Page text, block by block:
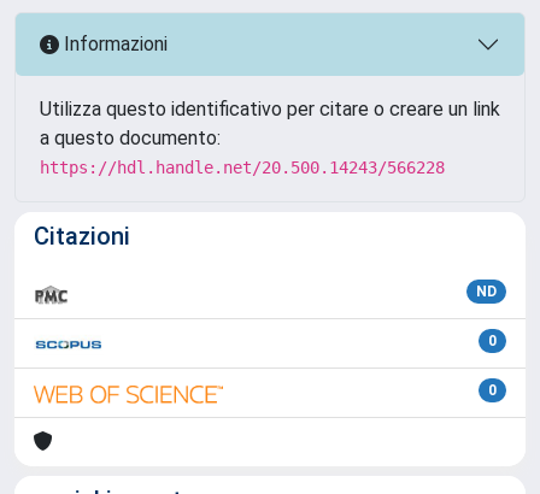
Informazioni
Utilizza questo identificativo per citare o creare un link
a questo documento:
https://hdl.handle.net/20.500.14243/566228
Citazioni
ND
0
0